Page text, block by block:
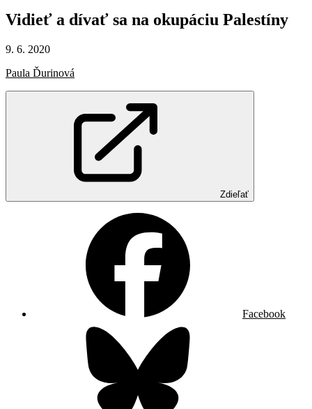
Vidieť a dívať sa na okupáciu Palestíny
9. 6. 2020
Paula Ďurinová
Zdieľať
Facebook